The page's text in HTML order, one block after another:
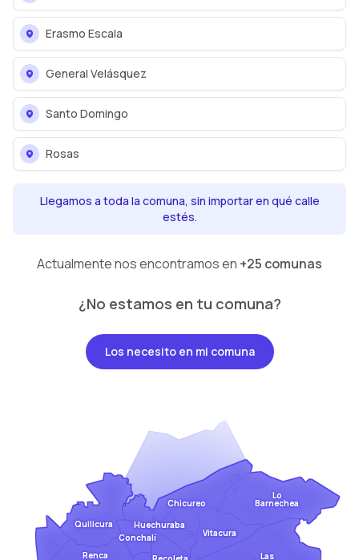
Erasmo Escala
General Velásquez
Santo Domingo
Rosas
Llegamos a toda la comuna, sin importar en qué calle
estés.
Actualmente nos encontramos en +25 comunas
¿No estamos en tu comuna?
Los necesito en mi comuna
Chicureo
Renca
Quilicura
Conchalí
Las
Vitacura
Lo
Barnechea
Huechuraba